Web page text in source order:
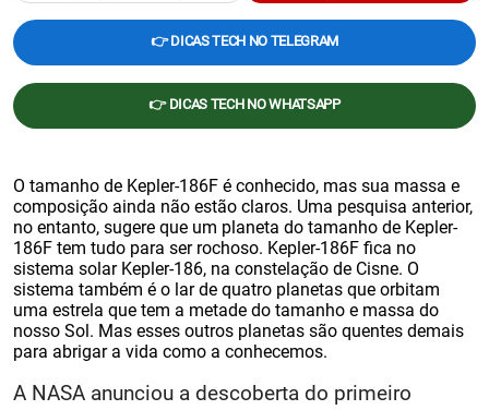
👉 DICAS TECH NO TELEGRAM
👉 DICAS TECH NO WHATSAPP
A NASA anunciou a descoberta do primeiro
O tamanho de Kepler-186F é conhecido, mas sua massa e
composição ainda não estão claros. Uma pesquisa anterior,
no entanto, sugere que um planeta do tamanho de Kepler-
186F tem tudo para ser rochoso. Kepler-186F fica no
sistema solar Kepler-186, na constelação de Cisne. O
sistema também é o lar de quatro planetas que orbitam
uma estrela que tem a metade do tamanho e massa do
nosso Sol. Mas esses outros planetas são quentes demais
para abrigar a vida como a conhecemos.